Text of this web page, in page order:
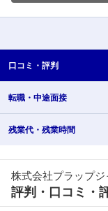
口コミ・ 評判
転職・ 中途面接
残業代・ 残業時間
株式会社プラップジ
評判・口コミ・